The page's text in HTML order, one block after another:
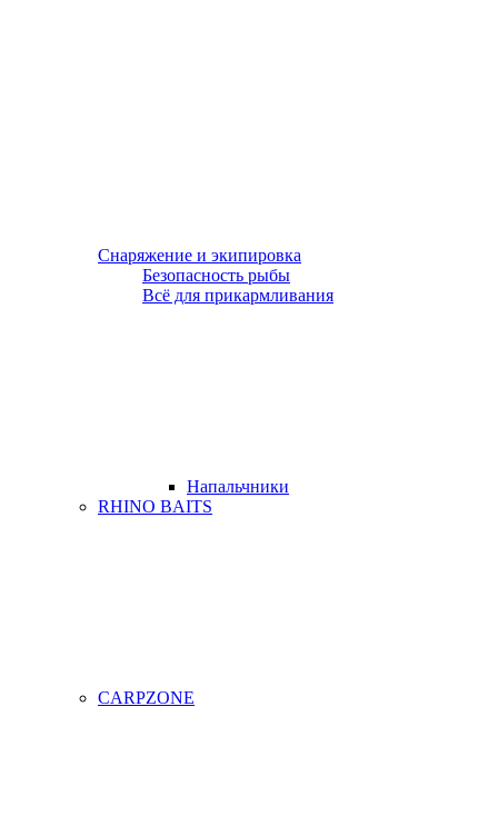
Снаряжение и экипировка
Безопасность рыбы
Всё для прикармливания
Напальчники
RHINO BAITS
CARPZONE